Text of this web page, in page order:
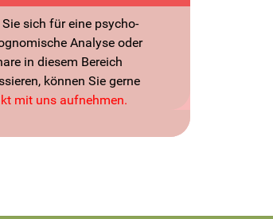
Sie sich für eine psycho-
Analyse oder
in diesem Bereich
können Sie gerne
mit uns aufnehmen.